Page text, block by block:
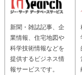
新聞・雑誌記事、企
業情報、住宅地図や
科学技術情報などを
提供するビジネス情
報サービスです。